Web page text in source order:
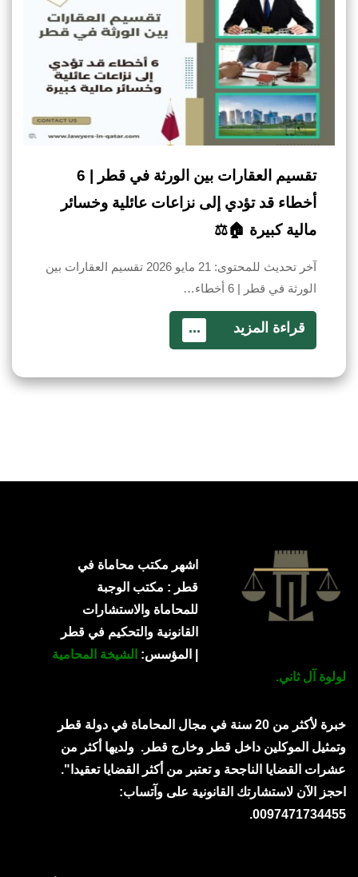
تقسيم العقارات بين الورثة في قطر | 6
أخطاء قد تؤدي إلى نزاعات عائلية وخسائر
مالية كبيرة 🏠⚖️
آخر تحديث للمحتوى: 21 مايو 2026 تقسيم العقارات بين
الورثة في قطر | 6 أخطاء…
قراءة المزيد ...
اشهر مكتب محاماة في
قطر : مكتب الوجبة
للمحاماة والاستشارات
القانونية والتحكيم في قطر
| المؤسس: الشيخة المحامية
لولوة آل ثاني.
خبرة لأكثر من 20 سنة في مجال المحاماة في دولة قطر
وتمثيل الموكلين داخل قطر وخارج قطر. ولديها أكثر من
عشرات القضايا الناجحة و تعتبر من أكثر القضايا تعقيدا".
احجز الآن لاستشارتك القانونية على وآتساب:
0097471734455.